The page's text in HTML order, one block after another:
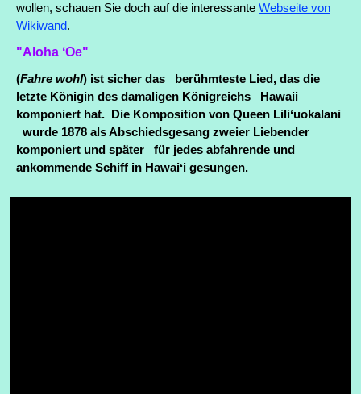
wollen, schauen Sie doch auf die interessante Webseite von
Wikiwand.
"Aloha ʻOe"
(Fahre wohl) ist sicher das berühmteste Lied, das die
letzte Königin des damaligen Königreichs Hawaii
komponiert hat. Die Komposition von Queen Liliʻuokalani
wurde 1878 als Abschiedsgesang zweier Liebender
komponiert und später für jedes abfahrende und
ankommende Schiff in Hawaiʻi gesungen.